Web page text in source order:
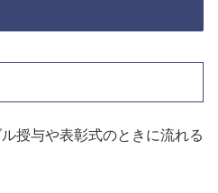
授与や表彰式のときに流れる